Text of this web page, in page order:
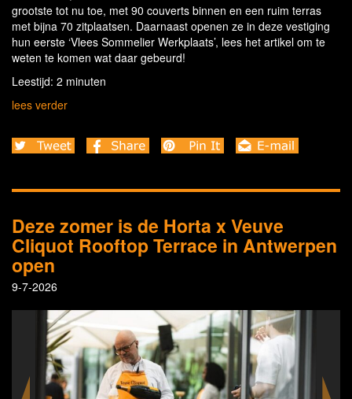
grootste tot nu toe, met 90 couverts binnen en een ruim terras
met bijna 70 zitplaatsen. Daarnaast openen ze in deze vestiging
hun eerste ‘Vlees Sommelier Werkplaats’, lees het artikel om te
weten te komen wat daar gebeurd!
Leestijd: 2 minuten
lees verder
Deze zomer is de Horta x Veuve
Cliquot Rooftop Terrace in Antwerpen
open
9-7-2026